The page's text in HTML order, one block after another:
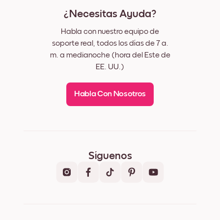
¿Necesitas Ayuda?
Habla con nuestro equipo de
soporte real, todos los días de 7 a.
m. a medianoche (hora del Este de
EE. UU.)
Habla Con Nosotros
Síguenos